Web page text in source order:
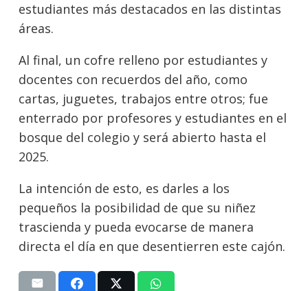
estudiantes más destacados en las distintas
áreas.
Al final, un cofre relleno por estudiantes y
docentes con recuerdos del año, como
cartas, juguetes, trabajos entre otros; fue
enterrado por profesores y estudiantes en el
bosque del colegio y será abierto hasta el
2025.
La intención de esto, es darles a los
pequeños la posibilidad de que su niñez
trascienda y pueda evocarse de manera
directa el día en que desentierren este cajón.